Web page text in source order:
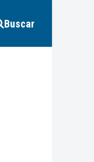
Buscar